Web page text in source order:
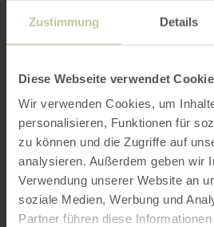
Zustimmung Details
Diese Webseite verwendet
Wir verwenden Cookies, um
personalisieren, Funktionen für
zu können und die Zugriffe auf
analysieren. Außerdem geben wir
Verwendung unserer Website an
soziale Medien, Werbung und
Partner führen diese